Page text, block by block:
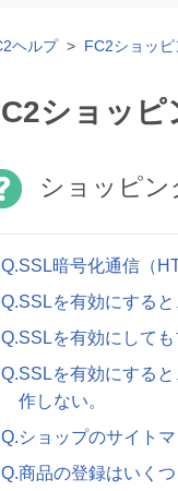
ヘルプ FC2ショッピ
ショッピ
ショッピン
Q.SSL暗号化通信（
Q.SSLを有効にする
Q.SSLを有効にして
Q.SSLを有効にする
作しない。
Q.ショップのサイト
Q.商品の登録はいく